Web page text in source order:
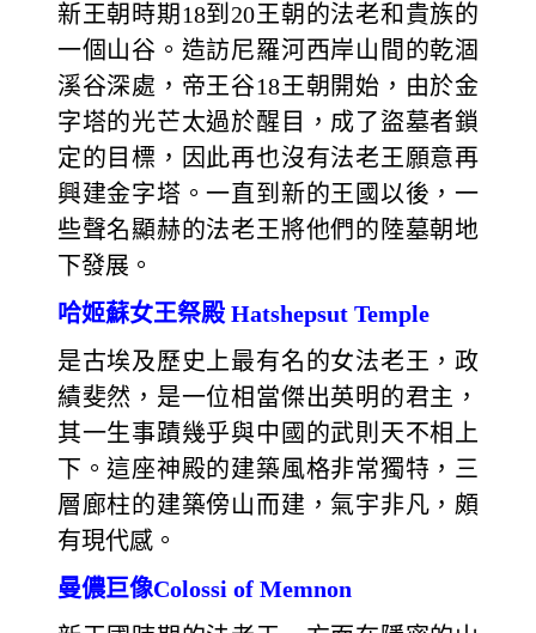
新王朝時期18到20王朝的法老和貴族的
一個山谷。造訪尼羅河西岸山間的乾涸
溪谷深處，帝王谷18王朝開始，由於金
字塔的光芒太過於醒目，成了盜墓者鎖
定的目標，因此再也沒有法老王願意再
興建金字塔。一直到新的王國以後，一
些聲名顯赫的法老王將他們的陸墓朝地
下發展。
哈姬蘇女王祭殿 Hatshepsut Temple
是古埃及歷史上最有名的女法老王，政
績斐然，是一位相當傑出英明的君主，
其一生事蹟幾乎與中國的武則天不相上
下。這座神殿的建築風格非常獨特，三
層廊柱的建築傍山而建，氣宇非凡，頗
有現代感。
曼儂巨像Colossi of Memnon